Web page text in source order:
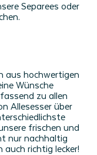
Separees oder
aus hochwertigen
Wünsche
zu allen
Allesesser über
frischen und
nur nachhaltig
richtig lecker!